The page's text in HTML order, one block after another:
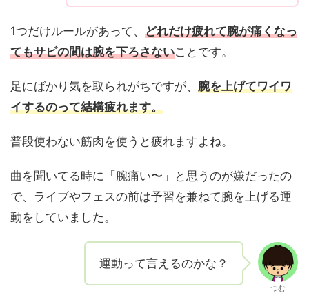
1つだけルールがあって、 どれだけ疲れて腕が痛くなっ
てもサビの間は腕を下ろさないことです。
足にばかり気を取られがちですが、 腕を上げてワイワ
イするのって結構疲れます。
普段使わない筋肉を使うと疲れますよね。
曲を聞いてる時に「腕痛い〜」と思うのが嫌だったの
で、ライブやフェスの前は予習を兼ねて腕を上げる運
動をしていました。
運動って言えるのかな？
つむ